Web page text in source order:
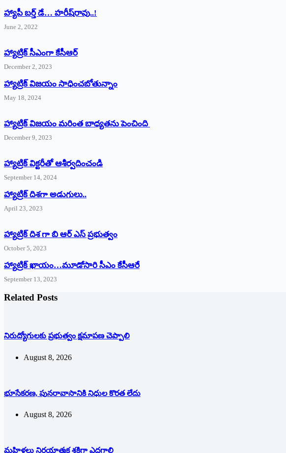
హ్యాపీ బర్త్ ‌డే… హరీష్‌రావు..!
June 2, 2022
హ్యాట్రిక్‌ ‌సీఎంగా కేసీఆర్‌
December 2, 2023
హ్యాట్రిక్‌ విజయం సాధించబోతున్నాం
May 18, 2024
హ్యాట్రిక్ విజయం మరింత బాధ్యతను పెంచింది
December 9, 2023
హ్యాట్రిక్‌ ‌విక్టరీతో ఆశీర్వదించండి
September 14, 2024
‌హ్యాట్రిక్‌ ‌దిశగా అడుగులు..
April 23, 2023
హ్యాట్రిక్ దిశ గా బి ఆర్ ఎస్ ప్రభుత్వం
October 5, 2023
హ్యాట్రిక్‌ ‌ఖాయం…మూడోసారి సీఎం కేసీఆరే
September 13, 2023
Related Posts
నిరుద్యోగులకు ప్రభుత్వం క్షమాపణ చెప్పాలి
August 8, 2026
భూసేకరణ, పునరావాసానికి నిధుల కొరత లేదు
August 8, 2026
మహిళలు నిర్ణయాత్మక శక్తిగా ఎదగాలి